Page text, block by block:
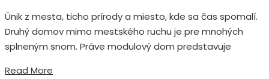
Únik z mesta, ticho prírody a miesto, kde sa čas spomalí.
Druhý domov mimo mestského ruchu je pre mnohých
splneným snom. Práve modulový dom predstavuje
Read More